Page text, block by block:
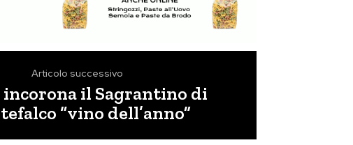
Articolo successivo
incorona il Sagrantino di
“vino dell’anno”